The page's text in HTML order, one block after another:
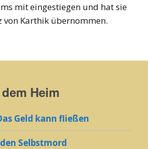
mit eingestiegen und hat sie
von Karthik übernommen.
Heim
Geld kann fließen
Selbstmord